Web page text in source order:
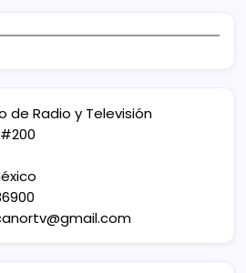
de Radio y Televisión